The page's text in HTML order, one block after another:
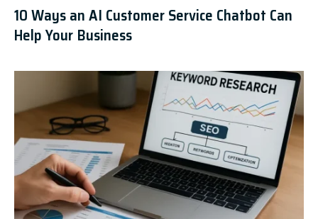
10 Ways an AI Customer Service Chatbot Can
Help Your Business